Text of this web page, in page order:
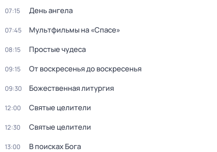
07:15 День ангела
07:45 Мультфильмы на «Спасе»
08:15 Простые чудеса
09:15 От воскресенья до воскресенья
09:30 Божественная литургия
12:00 Святые целители
12:30 Святые целители
13:00 В поисках Бога